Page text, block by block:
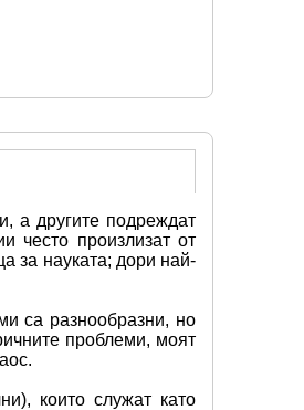
а другите подреждат
често произлизат от
за науката; дори най-
са разнообразни, но
проблеми, моят
които служат като